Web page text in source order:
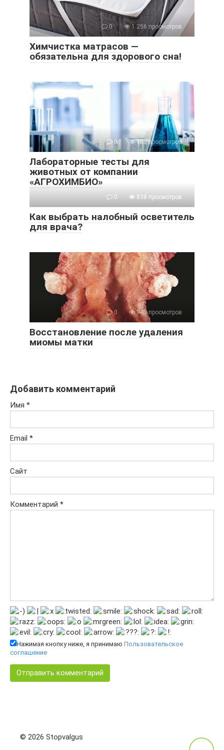
0 1 256 просмотров
Химчистка матрасов —
обязательна для здорового сна!
0 903 просмотров
Лабораторные тесты для
животных от компании
«АГРОХИМБИО»
0 838 просмотров
Как выбрать налобный осветитель
для врача?
0 943 просмотров
Восстановление после удаления
миомы матки
Добавить комментарий
Имя *
Email *
Сайт
Комментарий *
Нажимая кнопку ниже, я принимаю Пользовательское
соглашение
© 2026 Stopvalgus